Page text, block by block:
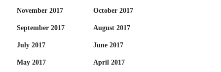
November 2017 October 2017
September 2017 August 2017
July 2017 June 2017
May 2017 April 2017